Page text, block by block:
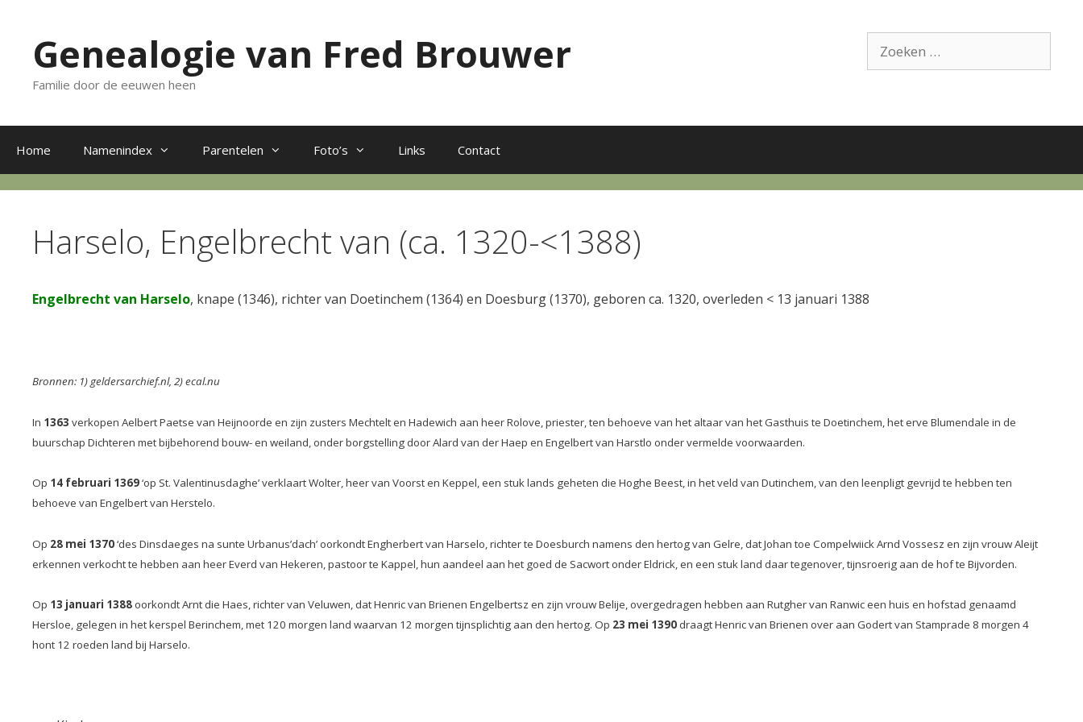
inhoud
naar:
Genealogie van Fred Brouwer
Familie door de eeuwen heen
Home Namenindex Parentelen Foto’s Links Contact
Harselo, Engelbrecht van (ca. 1320-<1388)
Engelbrecht van Harselo, knape (1346), richter van Doetinchem (1364) en Doesburg (1370), geboren ca. 1320, overleden < 13 januari 1388
Bronnen: 1) geldersarchief.nl, 2) ecal.nu
In 1363 verkopen Aelbert Paetse van Heijnoorde en zijn zusters Mechtelt en Hadewich aan heer Rolove, priester, ten behoeve van het altaar van het Gasthuis te Doetinchem, het erve Blumendale in de
buurschap Dichteren met bijbehorend bouw- en weiland, onder borgstelling door Alard van der Haep en Engelbert van Harstlo onder vermelde voorwaarden.
Op 14 februari 1369‘op St. Valentinusdaghe’ verklaart Wolter, heer van Voorst en Keppel, een stuk lands geheten die Hoghe Beest, in het veld van Dutinchem, van den leenpligt gevrijd te hebben ten
behoeve van Engelbert van Herstelo.
Op 28 mei 1370‘des Dinsdaeges na sunte Urbanus’dach’ oorkondt Engherbert van Harselo, richter te Doesburch namens den hertog van Gelre, dat Johan toe Compelwiick Arnd Vossesz en zijn vrouw Aleijt
erkennen verkocht te hebben aan heer Everd van Hekeren, pastoor te Kappel, hun aandeel aan het goed de Sacwort onder Eldrick, en een stuk land daar tegenover, tijnsroerig aan de hof te Bijvorden.
Op 13 januari 1388oorkondt Arnt die Haes, richter van Veluwen, dat Henric van Brienen Engelbertsz en zijn vrouw Belije, overgedragen hebben aan Rutgher van Ranwic een huis en hofstad genaamd
Hersloe, gelegen in het kerspel Berinchem, met 120 morgen land waarvan 12 morgen tijnsplichtig aan den hertog. Op 23 mei 1390draagt Henric van Brienen over aan Godert van Stamprade 8 morgen 4
hont 12 roeden land bij Harselo.